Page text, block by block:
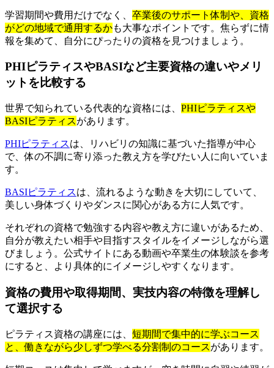
学習期間や費用だけでなく、 卒業後のサポート体制や、資格
がどの地域で通用するかも大事なポイントです。焦らずに情
報を集めて、自分にぴったりの資格を見つけましょう。
PHIピラティスやBASIなど主要資格の違いやメリ
ットを比較する
世界で知られている代表的な資格には、 PHIピラティスや
BASIピラティスがあります。
PHIピラティスは、リハビリの知識に基づいた指導が中心
で、体の不調に寄り添った教え方を学びたい人に向いていま
す。
BASIピラティスは、流れるような動きを大切にしていて、
美しい身体づくりやダンスに関心がある方に人気です。
それぞれの資格で勉強する内容や教え方に違いがあるため、
自分が教えたい相手や目指すスタイルをイメージしながら選
びましょう。公式サイトにある動画や卒業生の体験談を参考
にすると、より具体的にイメージしやすくなります。
資格の費用や取得期間、実技内容の特徴を理解し
て選択する
ピラティス資格の講座には、 短期間で集中的に学ぶコース
と、働きながら少しずつ学べる分割制のコースがあります。